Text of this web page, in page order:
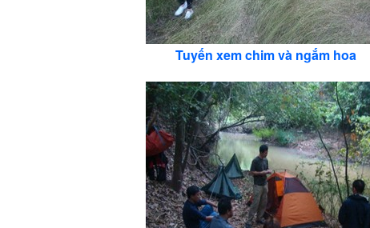
Tuyến xem chim và ngắm hoa